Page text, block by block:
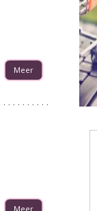
Meer
Meer